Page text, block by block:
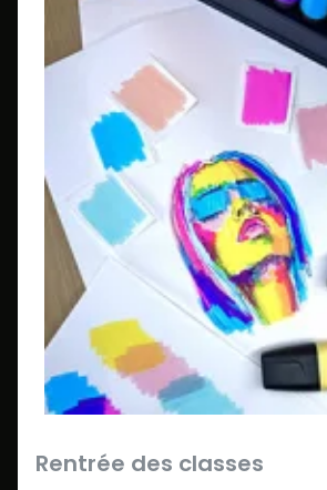
Rentrée des classes